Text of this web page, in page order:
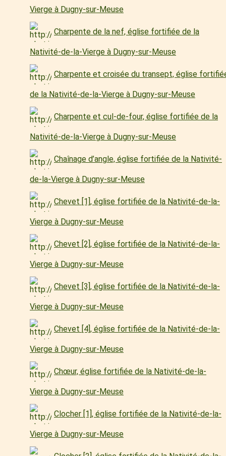
Vierge à Dugny-sur-Meuse
Charpente de la nef, église fortifiée de la
Nativité-de-la-Vierge à Dugny-sur-Meuse
Charpente et croisée du transept, église
de la Nativité-de-la-Vierge à Dugny-sur-Meuse
Charpente et cul-de-four, église fortifiée de la
Nativité-de-la-Vierge à Dugny-sur-Meuse
Chaînage d’angle, église fortifiée de la Nativité-
de-la-Vierge à Dugny-sur-Meuse
Chevet [1], église fortifiée de la Nativité-de-la-
Vierge à Dugny-sur-Meuse
Chevet [2], église fortifiée de la Nativité-de-la-
Vierge à Dugny-sur-Meuse
Chevet [3], église fortifiée de la Nativité-de-la-
Vierge à Dugny-sur-Meuse
Chevet [4], église fortifiée de la Nativité-de-la-
Vierge à Dugny-sur-Meuse
Chœur, église fortifiée de la Nativité-de-la-
Vierge à Dugny-sur-Meuse
Clocher [1], église fortifiée de la Nativité-de-la-
Vierge à Dugny-sur-Meuse